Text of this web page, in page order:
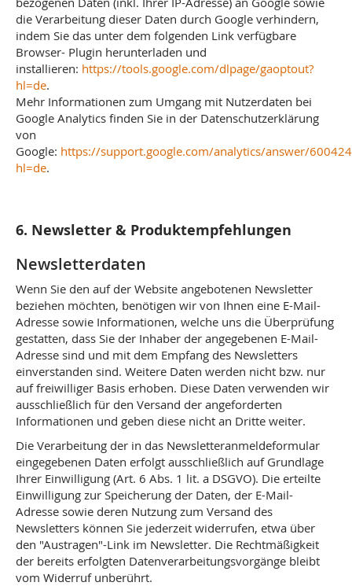
die Verarbeitung dieser Daten durch Google verhindern,
indem Sie das unter dem folgenden Link verfügbare
Browser- Plugin herunterladen und
installieren: https://tools.google.com/dlpage/gaoptout?
hl=de.
Mehr Informationen zum Umgang mit Nutzerdaten bei
Google Analytics finden Sie in der Datenschutzerklärung
von
Google: https://support.google.com/analytics/answer/
hl=de.
6. Newsletter & Produktempfehlungen
Newsletterdaten
Wenn Sie den auf der Website angebotenen Newsletter
beziehen möchten, benötigen wir von Ihnen eine E-Mail-
Adresse sowie Informationen, welche uns die Überprüfung
gestatten, dass Sie der Inhaber der angegebenen E-Mail-
Adresse sind und mit dem Empfang des Newsletters
einverstanden sind. Weitere Daten werden nicht bzw. nur
auf freiwilliger Basis erhoben. Diese Daten verwenden wir
ausschließlich für den Versand der angeforderten
Informationen und geben diese nicht an Dritte weiter.
Die Verarbeitung der in das Newsletteranmeldeformular
eingegebenen Daten erfolgt ausschließlich auf Grundlage
Ihrer Einwilligung (Art. 6 Abs. 1 lit. a DSGVO). Die erteilte
Einwilligung zur Speicherung der Daten, der E-Mail-
Adresse sowie deren Nutzung zum Versand des
Newsletters können Sie jederzeit widerrufen, etwa über
den "Austragen"-Link im Newsletter. Die Rechtmäßigkeit
der bereits erfolgten Datenverarbeitungsvorgänge bleibt
vom Widerruf unberührt.